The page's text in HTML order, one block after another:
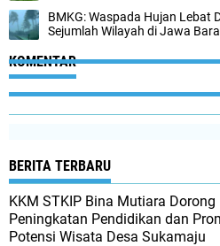
BMKG: Waspada Hujan Lebat
Sejumlah Wilayah di Jawa
KOMENTAR
BERITA TERBARU
KKM STKIP Bina Mutiara Dorong
Peningkatan Pendidikan dan
Potensi Wisata Desa Sukamaju